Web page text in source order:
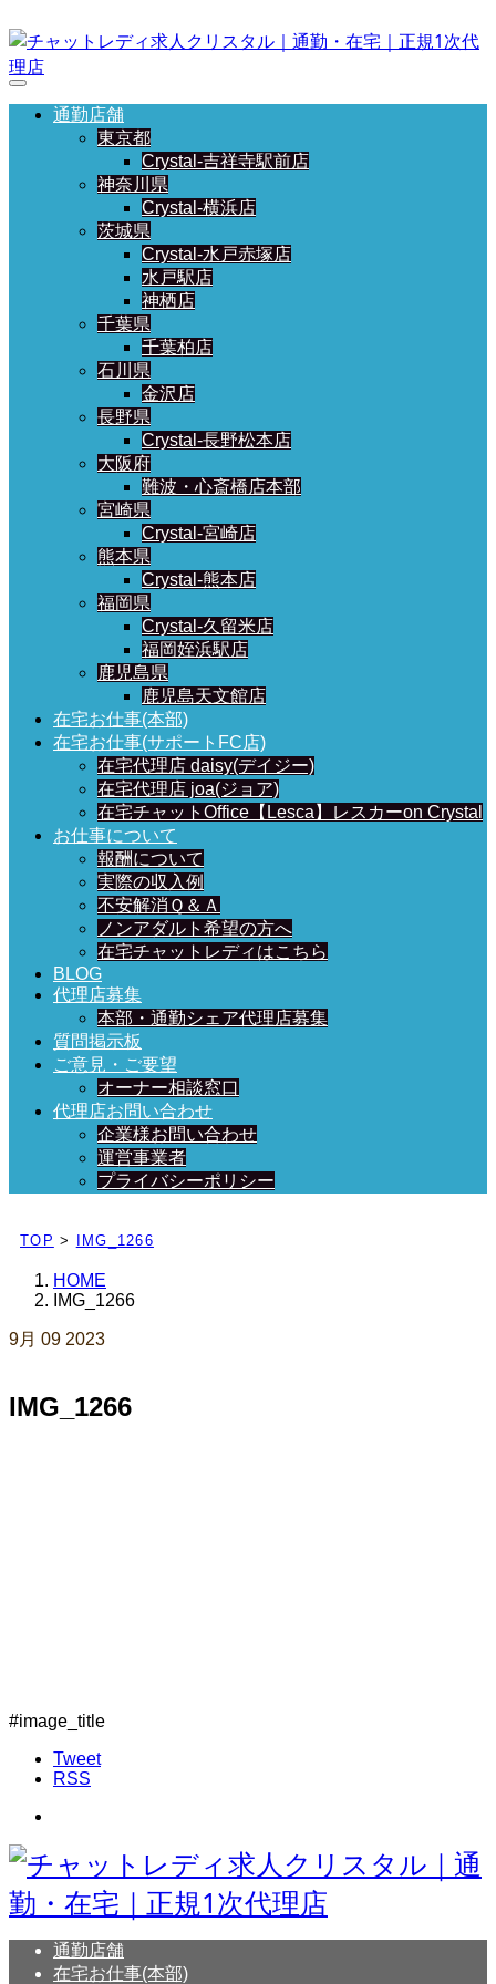
通勤店舗
東京都
Crystal-吉祥寺駅前店
神奈川県
Crystal-横浜店
茨城県
Crystal-水戸赤塚店
水戸駅店
神栖店
千葉県
千葉柏店
石川県
金沢店
長野県
Crystal-長野松本店
大阪府
難波・心斎橋店本部
宮崎県
Crystal-宮崎店
熊本県
Crystal-熊本店
福岡県
Crystal-久留米店
福岡姪浜駅店
鹿児島県
鹿児島天文館店
在宅お仕事(本部)
在宅お仕事(サポートFC店)
在宅代理店 daisy(デイジー)
在宅代理店 joa(ジョア)
在宅チャットOffice【Lesca】レスカーon Crystal
お仕事について
報酬について
実際の収入例
不安解消Ｑ＆Ａ
ノンアダルト希望の方へ
在宅チャットレディはこちら
BLOG
代理店募集
本部・通勤シェア代理店募集
質問掲示板
ご意見・ご要望
オーナー相談窓口
代理店お問い合わせ
企業様お問い合わせ
運営事業者
プライバシーポリシー
TOP > IMG_1266
HOME
IMG_1266
9月 09 2023
IMG_1266
#image_title
Tweet
RSS
通勤店舗
在宅お仕事(本部)